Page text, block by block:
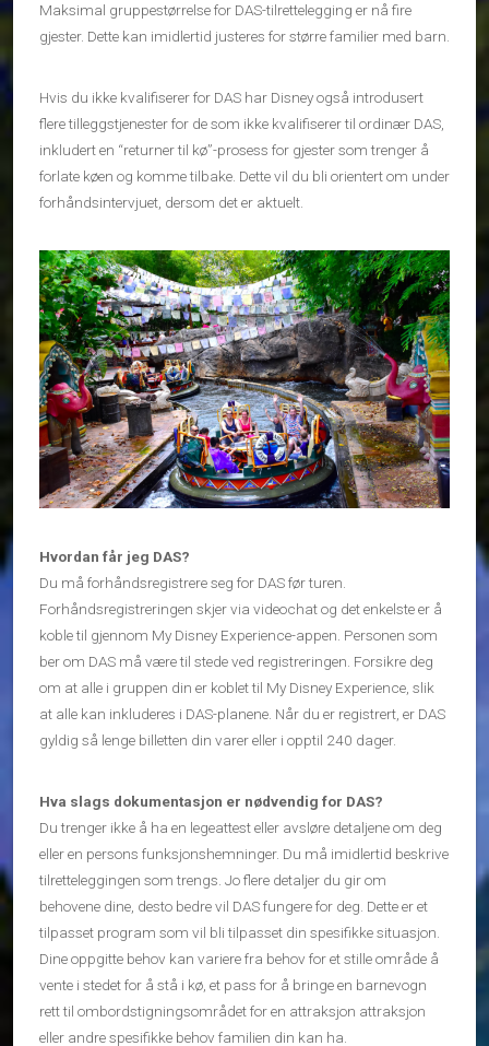
Maksimal gruppestørrelse for DAS-tilrettelegging er nå fire
gjester. Dette kan imidlertid justeres for større familier med barn.
Hvis du ikke kvalifiserer for DAS har Disney også introdusert
flere tilleggstjenester for de som ikke kvalifiserer til ordinær DAS,
inkludert en “returner til kø”-prosess for gjester som trenger å
forlate køen og komme tilbake. Dette vil du bli orientert om under
forhåndsintervjuet, dersom det er aktuelt.
Hvordan får jeg DAS?
Du må forhåndsregistrere seg for DAS før turen.
Forhåndsregistreringen skjer via videochat og det enkelste er å
koble til gjennom My Disney Experience-appen. Personen som
ber om DAS må være til stede ved registreringen. Forsikre deg
om at alle i gruppen din er koblet til My Disney Experience, slik
at alle kan inkluderes i DAS-planene. Når du er registrert, er DAS
gyldig så lenge billetten din varer eller i opptil 240 dager.
Hva slags dokumentasjon er nødvendig for DAS?
Du trenger ikke å ha en legeattest eller avsløre detaljene om deg
eller en persons funksjonshemninger. Du må imidlertid beskrive
tilretteleggingen som trengs. Jo flere detaljer du gir om
behovene dine, desto bedre vil DAS fungere for deg. Dette er et
tilpasset program som vil bli tilpasset din spesifikke situasjon.
Dine oppgitte behov kan variere fra behov for et stille område å
vente i stedet for å stå i kø, et pass for å bringe en barnevogn
rett til ombordstigningsområdet for en attraksjon attraksjon
eller andre spesifikke behov familien din kan ha.